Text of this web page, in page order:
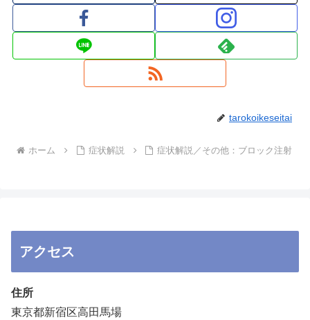
tarokoikeseitai
ホーム 症状解説 症状解説／その他：ブロック注射
アクセス
住所
東京都新宿区高田馬場